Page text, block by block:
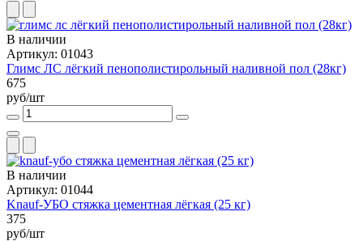
В наличии
Артикул: 01043
Глимс ЛС лёгкий пенополистирольный наливной пол (28кг)
675
руб/шт
В наличии
Артикул: 01044
Knauf-УБО стяжка цементная лёгкая (25 кг)
375
руб/шт